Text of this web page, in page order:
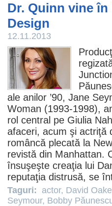
Dr. Quinn vine
Design
12.11.2013
ale anilor ’90, Jane
Woman (1993-1998),
rol central pe Giulia
afaceri, acum şi actriţă
româncă plecată la
revistă din Manhattan.
însuşeşte creaţia lui
reputaţia distrusă, se
Taguri: actor, David
Seymour, Bobby